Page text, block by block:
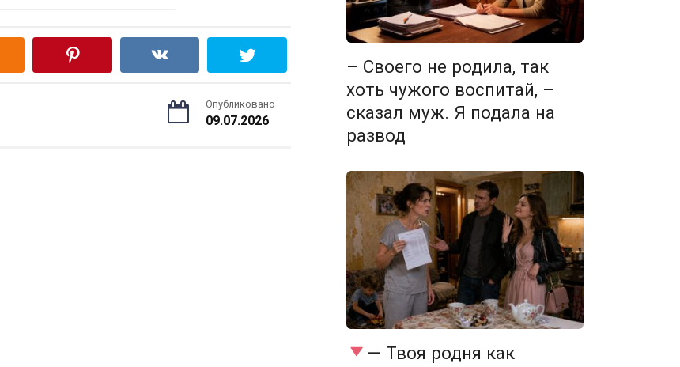
Опубликовано
09.07.2026
– Своего не родила, так
хоть чужого воспитай, –
сказал муж. Я подала на
развод
— Твоя родня как